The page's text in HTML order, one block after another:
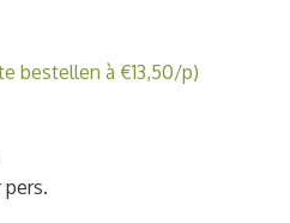
bestellen à €13,50/p)
pers.